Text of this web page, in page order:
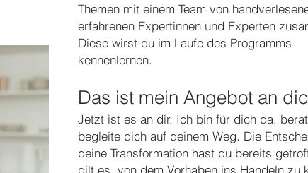
Themen mit einem Team von
erfahrenen Expertinnen und Experten
Diese wirst du im Laufe des Programms
kennenlernen.
Das ist mein Angebot an
Jetzt ist es an dir. Ich bin für dich da,
begleite dich auf deinem Weg. Die
deine Transformation hast du bereits
gilt es, von dem Vorhaben ins Handeln zu